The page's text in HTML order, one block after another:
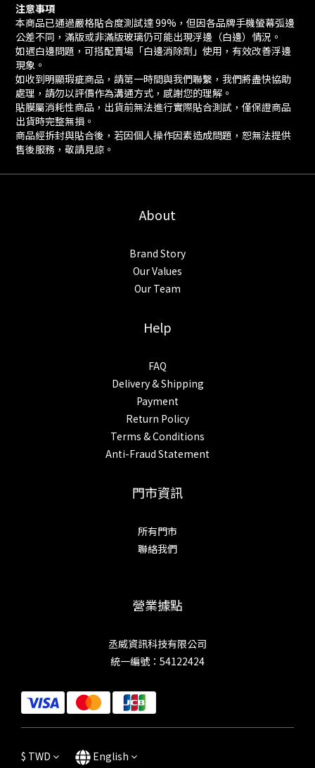
注意事項
本商品已通過嚴格貼合度測試達 99%，但因各品牌手機螢幕弧邊
公差不同，滿版或非滿版玻璃仍可能出現浮邊（白邊）情況。
如遇白邊問題，可搭配賣場「白邊消除劑」使用，有效改善浮邊
現象。
如收到明顯瑕疵商品，請第一時間與我們聯繫，我們將盡快協助
處理，請勿以評價作為溝通方式，感謝您的理解。
貼膜屬消耗性商品，出貨前無法進行實際貼合測試，僅保證商品
出貨時完整無損。
商品經拆封與貼合後，若因個人操作因素造成問題，恕無法提供
售後服務，敬請見諒。
About
Brand Story
Our Values
Our Team
Help
FAQ
Delivery & Shipping
Payment
Return Policy
Terms & Conditions
Anti-Fraud Statement
門市資訊
所有門市
聯絡我們
營業據點
丞威資訊科技有限公司
統一編號：54122424
$ TWD English